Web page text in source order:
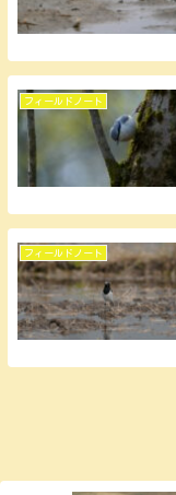
フィールドノート
フィールドノート